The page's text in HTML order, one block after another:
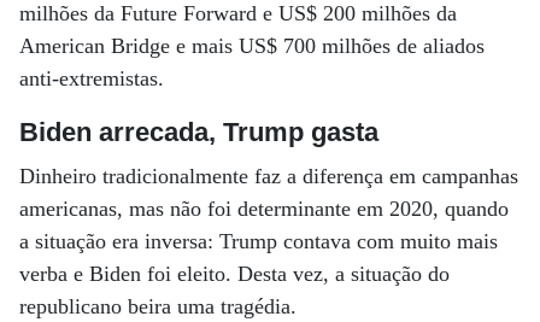
milhões da Future Forward e US$ 200 milhões da
American Bridge e mais US$ 700 milhões de aliados
anti-extremistas.
Biden arrecada, Trump gasta
Dinheiro tradicionalmente faz a diferença em campanhas
americanas, mas não foi determinante em 2020, quando
a situação era inversa: Trump contava com muito mais
verba e Biden foi eleito. Desta vez, a situação do
republicano beira uma tragédia.